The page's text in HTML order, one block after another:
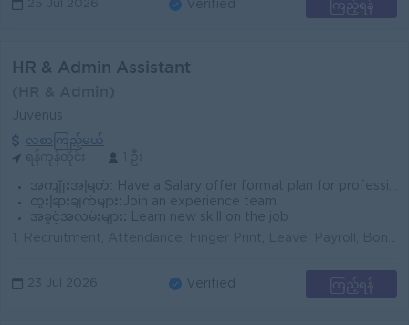
25 Jul 2026 Verified ကြည့်ရန်
HR & Admin Assistant
Juvenus
လစာကြည့်မယ်
အကျိုးအမြတ်: Have a Salary offer format plan for professional
ထူးခြားချက်များ: Join an experience team
အခွင့်အလမ်းများ:
Learn new skill on the job
23 Jul 2026 Verified ကြည့်ရန်